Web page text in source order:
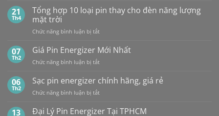
SỈ
TẠI
NỘI
TÍN,
CHIẾT
CAO,
sánh
của
hãng:
Panasonic
Maxell:
Pin
bền
21
Th4
Tổng hợp 10 loại pin thay cho đèn năng lượng
mặt trời
Chức năng bình luận bị tắtở
hợp
loại
thay
đèn
lượng
07
Th2
Giá Pin Energizer Mới Nhất
Chức năng bình luận bị tắtở
Pin
Mới
06
Th2
Sạc pin energizer chính hãng, giá rẻ
Chức năng bình luận bị tắtở
pin
13 Đại Lý Pin Energizer Tại TPHCM